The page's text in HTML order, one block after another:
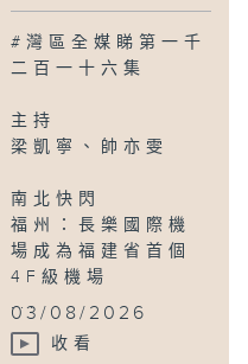
#灣區全媒睇第一千
二百一十六集
主持
梁凱寧、帥亦雯
南北快閃
福州：長樂國際機
場成為福建省首個
4F級機場
...
03/08/2026
收看